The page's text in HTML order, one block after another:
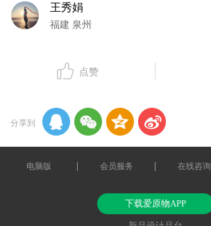
王秀娟
福建 泉州
点赞
分享到
电脑版 会员服务 在线咨询
下载爱原物APP